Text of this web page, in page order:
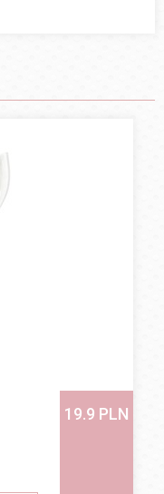
19.9 PLN